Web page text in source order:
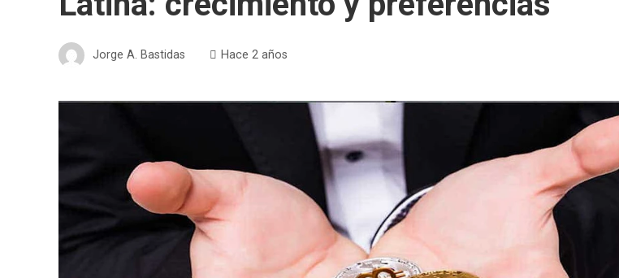
Jorge A. Bastidas Hace 2 años